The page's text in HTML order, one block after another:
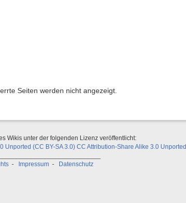
Seiten werden nicht angezeigt.
Wikis unter der folgenden Lizenz veröffentlicht:
(CC BY-SA 3.0) CC Attribution-Share Alike 3.0 Unported
- Impressum - Datenschutz